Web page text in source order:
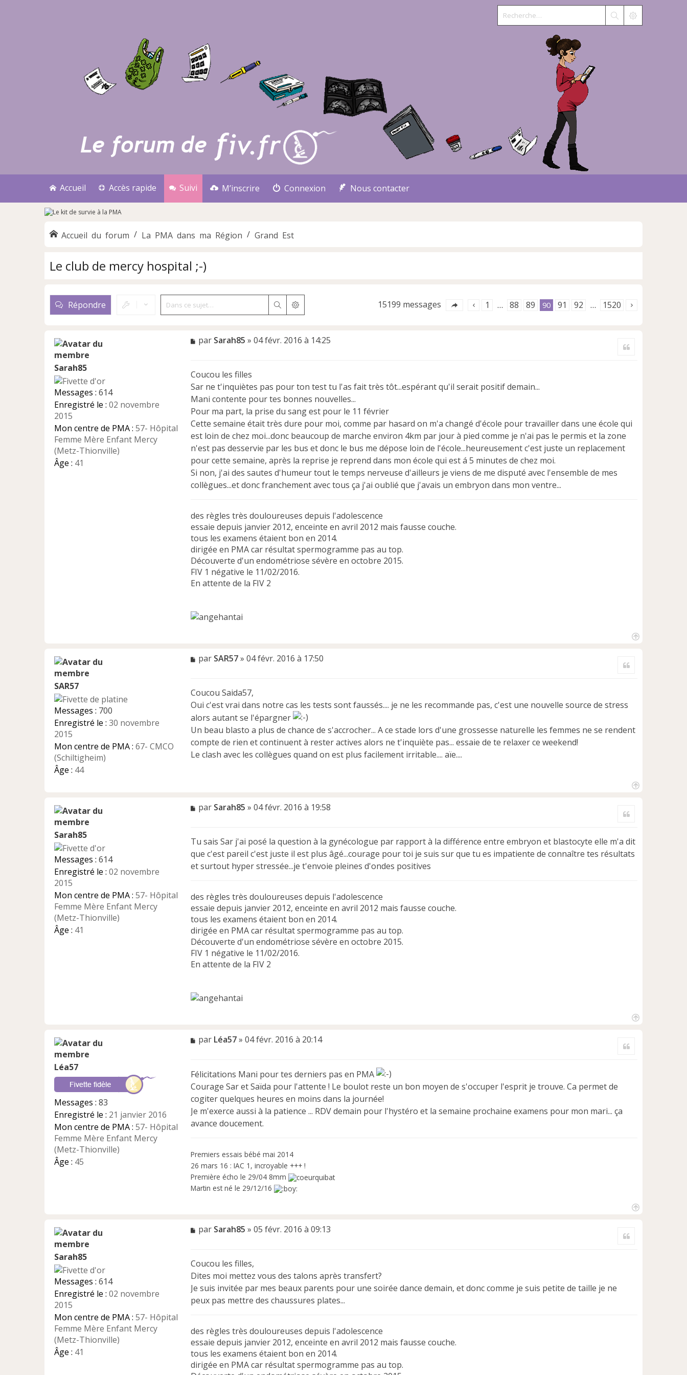
Accueil Accès rapide Suivi M’inscrire Connexion Nous contacter
Accueil du forum La PMA dans ma Région Grand Est
Le club de mercy hospital ;-)
Répondre RechercherRecherche avancée 15199 messages 1 … 88 89 90 91 92 … 1520
Sarah85
Messages : 614
Enregistré le : 02 novembre
2015
Mon centre de PMA : 57- Hôpital
Femme Mère Enfant Mercy
(Metz-Thionville)
Âge : 41
M
a
g
e
n
o
n
l
u
par Sarah85 » 04 févr. 2016 à 14:25
Coucou les filles
Sar ne t'inquiètes pas pour ton test tu l'as fait très tôt...espérant qu'il serait positif demain...
Mani contente pour tes bonnes nouvelles...
Pour ma part, la prise du sang est pour le 11 février
Cette semaine était très dure pour moi, comme par hasard on m'a changé d'école pour travailler dans une école qui
est loin de chez moi...donc beaucoup de marche environ 4km par jour à pied comme je n'ai pas le permis et la zone
n'est pas desservie par les bus et donc le bus me dépose loin de l'école...heureusement c'est juste un replacement
pour cette semaine, après la reprise je reprend dans mon école qui est á 5 minutes de chez moi.
Si non, j'ai des sautes d'humeur tout le temps nerveuse d'ailleurs je viens de me disputé avec l'ensemble de mes
collègues...et donc franchement avec tous ça j'ai oublié que j'avais un embryon dans mon ventre...
des règles très douloureuses depuis l'adolescence
essaie depuis janvier 2012, enceinte en avril 2012 mais fausse couche.
tous les examens étaient bon en 2014.
dirigée en PMA car résultat spermogramme pas au top.
Découverte d'un endométriose sévère en octobre 2015.
FIV 1 négative le 11/02/2016.
En attente de la FIV 2
SAR57
Messages : 700
Enregistré le : 30 novembre
2015
Mon centre de PMA : 67- CMCO
(Schiltigheim)
Âge : 44
M
a
g
e
n
o
n
l
par SAR57» 04 févr. 2016 à 17:50
Coucou Saida57,
Oui c'est vrai dans notre cas les tests sont faussés.... je ne les recommande pas, c'est une nouvelle source de stress
alors autant se l'épargner
Un beau blasto a plus de chance de s'accrocher... A ce stade lors d'une grossesse naturelle les femmes ne se rendent
compte de rien et continuent à rester actives alors ne t'inquiète pas... essaie de te relaxer ce weekend!
Le clash avec les collègues quand on est plus facilement irritable.... aïe....
Sarah85
Messages : 614
Enregistré le : 02 novembre
2015
Mon centre de PMA : 57- Hôpital
Femme Mère Enfant Mercy
(Metz-Thionville)
Âge : 41
M
a
g
e
n
l
u
par Sarah85 » 04 févr. 2016 à 19:58
Tu sais Sar j'ai posé la question à la gynécologue par rapport à la différence entre embryon et blastocyte elle m'a dit
que c'est pareil c'est juste il est plus âgé...courage pour toi je suis sur que tu es impatiente de connaître tes résultats
et surtout hyper stressée...je t'envoie pleines d'ondes positives
des règles très douloureuses depuis l'adolescence
essaie depuis janvier 2012, enceinte en avril 2012 mais fausse couche.
tous les examens étaient bon en 2014.
dirigée en PMA car résultat spermogramme pas au top.
Découverte d'un endométriose sévère en octobre 2015.
FIV 1 négative le 11/02/2016.
En attente de la FIV 2
Léa57
Messages : 83
Enregistré le : 21 janvier 2016
Mon centre de PMA : 57- Hôpital
Femme Mère Enfant Mercy
(Metz-Thionville)
Âge : 45
M
a
g
e
n
o
n
par Léa57» 04 févr. 2016 à 20:14
Félicitations Mani pour tes derniers pas en PMA
Courage Sar et Saïda pour l'attente ! Le boulot reste un bon moyen de s'occuper l'esprit je trouve. Ca permet de
cogiter quelques heures en moins dans la journée!
Je m'exerce aussi à la patience ... RDV demain pour l'hystéro et la semaine prochaine examens pour mon mari... ça
avance doucement.
Premiers essais bébé mai 2014
26 mars 16 : IAC 1, incroyable +++ !
Première écho le 29/04 8mm
Martin est né le 29/12/16
Sarah85
Messages : 614
Enregistré le : 02 novembre
2015
Mon centre de PMA : 57- Hôpital
Femme Mère Enfant Mercy
(Metz-Thionville)
Âge : 41
M
a
g
e
n
o
u
par Sarah85 » 05 févr. 2016 à 09:13
Coucou les filles,
Dites moi mettez vous des talons après transfert?
Je suis invitée par mes beaux parents pour une soirée dance demain, et donc comme je suis petite de taille je ne
peux pas mettre des chaussures plates...
des règles très douloureuses depuis l'adolescence
essaie depuis janvier 2012, enceinte en avril 2012 mais fausse couche.
tous les examens étaient bon en 2014.
dirigée en PMA car résultat spermogramme pas au top.